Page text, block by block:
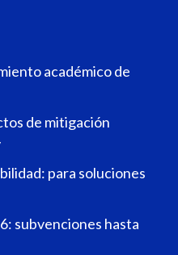
académico de
de mitigación
para soluciones
subvenciones hasta